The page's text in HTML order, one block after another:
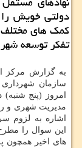
دولتی خویش را
كمك های مختلف
تفكر توسعه
به گزارش مركز
سازمان
امروز (پنج شنبه)
مدیریت شهری و
اشاره به لزوم
این سوال را
های اخیر همچون